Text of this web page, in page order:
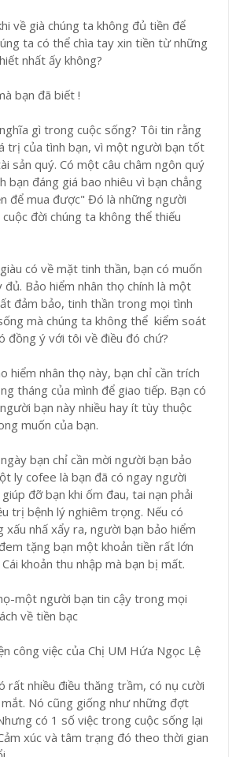
về già chúng ta không đủ tiền để
ta có thể chìa tay xin tiền từ những
nhất ấy không?
bạn đã biết !
gì trong cuộc sống? Tôi tin rằng
trị của tình bạn, vì một người bạn tốt
sản quý. Có một câu châm ngôn quý
bạn đáng giá bao nhiêu vì bạn chẳng
để mua được" Đó là những người
đời chúng ta không thể thiếu
có về mặt tinh thần, bạn có muốn
Bảo hiểm nhân thọ chính là một
đảm bảo, tinh thần trong mọi tình
mà chúng ta không thể kiểm soát
đồng ý với tôi về điều đó chứ?
hiểm nhân thọ này, bạn chỉ cần trích
tháng của mình để giao tiếp. Bạn có
bạn này nhiều hay ít tùy thuộc
muốn của bạn.
bạn chỉ cần mời người bạn bảo
ly cofee là bạn đã có ngay người
đỡ bạn khi ốm đau, tai nạn phải
trị bệnh lý nghiêm trọng. Nếu có
xấu nhấ xẩy ra, người bạn bảo hiểm
tặng bạn một khoản tiền rất lớn
khoản thu nhập mà bạn bị mất.
một người bạn tin cậy trong mọi
về tiền bạc
công việc của Chị UM Hứa Ngọc Lệ
rất nhiều điều thăng trầm, có nụ cười
Nó cũng giống như những đợt
có 1 số việc trong cuộc sống lại
xúc và tâm trạng đó theo thời gian